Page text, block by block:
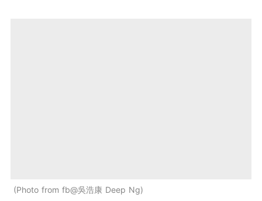
Photo from fb@吳浩康 Deep Ng